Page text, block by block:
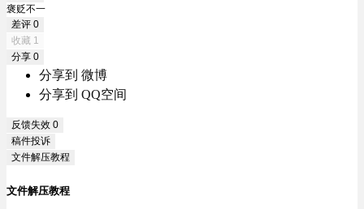
褒贬不一
差评 0
收藏 1
分享 0
分享到 微博
分享到 QQ空间
反馈失效 0
稿件投诉
文件解压教程
文件解压教程